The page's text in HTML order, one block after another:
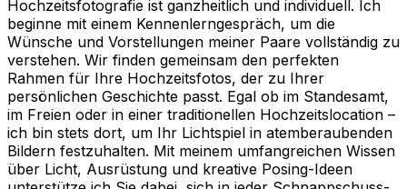
Hochzeitsfotografie ist ganzheitlich und individuell. Ich
beginne mit einem Kennenlerngespräch, um die
Wünsche und Vorstellungen meiner Paare vollständig zu
verstehen. Wir finden gemeinsam den perfekten
Rahmen für Ihre Hochzeitsfotos, der zu Ihrer
persönlichen Geschichte passt. Egal ob im Standesamt,
im Freien oder in einer traditionellen Hochzeitslocation –
ich bin stets dort, um Ihr Lichtspiel in atemberaubenden
Bildern festzuhalten. Mit meinem umfangreichen Wissen
über Licht, Ausrüstung und kreative Posing-Ideen